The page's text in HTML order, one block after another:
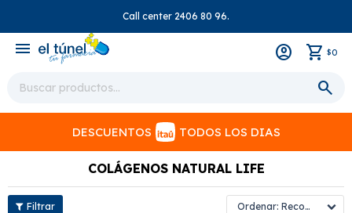
Call center 2406 80 96.
menu $0
DESCUENTOS TODOS LOS DIAS
COLÁGENOS NATURAL LIFE
Recomendados
close